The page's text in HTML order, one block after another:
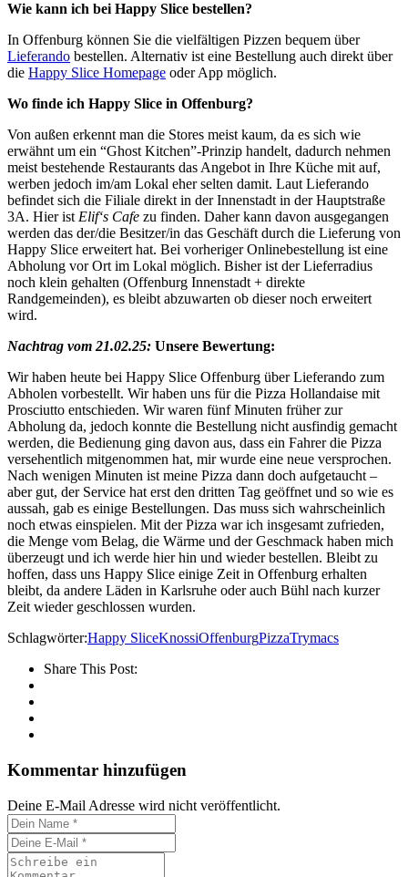
Wie kann ich bei Happy Slice bestellen?
In Offenburg können Sie die vielfältigen Pizzen bequem über
Lieferando bestellen. Alternativ ist eine Bestellung auch direkt über
die Happy Slice Homepage oder App möglich.
Wo finde ich Happy Slice in Offenburg?
Von außen erkennt man die Stores meist kaum, da es sich wie
erwähnt um ein “Ghost Kitchen”-Prinzip handelt, dadurch nehmen
meist bestehende Restaurants das Angebot in Ihre Küche mit auf,
werben jedoch im/am Lokal eher selten damit. Laut Lieferando
befindet sich die Filiale direkt in der Innenstadt in der Hauptstraße
3A. Hier istElif‘s Cafe zu finden. Daher kann davon ausgegangen
werden das der/die Besitzer/in das Geschäft durch die Lieferung von
Happy Slice erweitert hat. Bei vorheriger Onlinebestellung ist eine
Abholung vor Ort im Lokal möglich. Bisher ist der Lieferradius
noch klein gehalten (Offenburg Innenstadt + direkte
Randgemeinden), es bleibt abzuwarten ob dieser noch erweitert
wird.
Nachtrag vom 21.02.25: Unsere Bewertung:
Wir haben heute bei Happy Slice Offenburg über Lieferando zum
Abholen vorbestellt. Wir haben uns für die Pizza Hollandaise mit
Prosciutto entschieden. Wir waren fünf Minuten früher zur
Abholung da, jedoch konnte die Bestellung nicht ausfindig gemacht
werden, die Bedienung ging davon aus, dass ein Fahrer die Pizza
versehentlich mitgenommen hat, mir wurde eine neue versprochen.
Nach wenigen Minuten ist meine Pizza dann doch aufgetaucht –
aber gut, der Service hat erst den dritten Tag geöffnet und so wie es
aussah, gab es einige Bestellungen. Das muss sich wahrscheinlich
noch etwas einspielen. Mit der Pizza war ich insgesamt zufrieden,
die Menge vom Belag, die Wärme und der Geschmack haben mich
überzeugt und ich werde hier hin und wieder bestellen. Bleibt zu
hoffen, dass uns Happy Slice einige Zeit in Offenburg erhalten
bleibt, da andere Läden in Karlsruhe oder auch Bühl nach kurzer
Zeit wieder geschlossen wurden.
Schlagwörter:Happy SliceKnossiOffenburgPizzaTrymacs
Share This Post:
Kommentar hinzufügen
Deine E-Mail Adresse wird nicht veröffentlicht.